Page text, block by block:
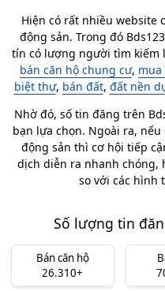
Tóm lại, thị trường mua
người muốn sở hữu bất
tiền vừa có thể nắm giữ lâu
Mức giá bán nhà trọ
nhiêu?
Giá bán nhà trọ, dãy trọ Đà
từ3 tỷ - 7 tỷ, tùy thuộc vào
cao tầng. Đối với nhà trọ từ
Trong đó,bán dãy trọ cấp 4
3 tỷ - 5,5 tỷ đồng
. Mức giá
Hiện có rất nhiều website
động sản. Trong đó
tín có lượng người tìm kiếm
bán căn hộ chung cư, mua
biệt thự, bán đất, đất nền
Nhờ đó, số tin đăng trên
bạn lựa chọn. Ngoài ra,
động sản thì cơ hội tiếp
dịch diễn ra nhanh chóng,
so với các hình
Số lượng tin
Bán căn hộ
26.310+